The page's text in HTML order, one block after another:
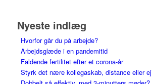
Nyeste indlæg
Hvorfor går du på arbejde?
Arbejdsglæde i en pandemitid
Faldende fertilitet efter et corona-år
Styrk det nære kollegaskab, distance eller ej